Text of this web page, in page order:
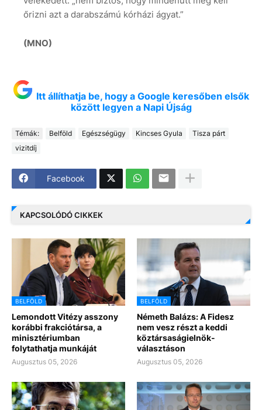
őrizni azt a darabszámú kórházi ágyat.”
(MNO)
Itt állíthatja be, hogy a Google keresőben elsők
között legyen a Napi Újság
Témák: Belföld Egészségügy Kincses Gyula
Tisza párt
vizitdíj
Facebook
KAPCSOLÓDÓ CIKKEK
BELFÖLD
Lemondott Vitézy asszony
korábbi frakciótársa, a
minisztériumban
folytathatja munkáját
Augusztus 05, 2026
BELFÖLD
Németh Balázs: A Fidesz
nem vesz részt a keddi
köztársaságielnök-
választáson
Augusztus 05, 2026